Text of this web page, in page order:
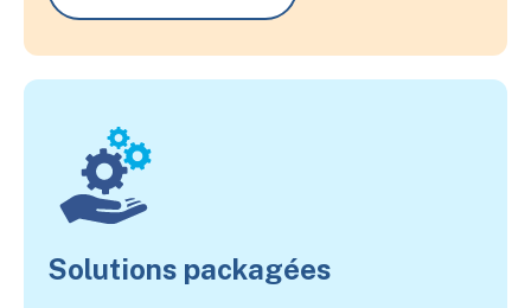
Solutions packagées